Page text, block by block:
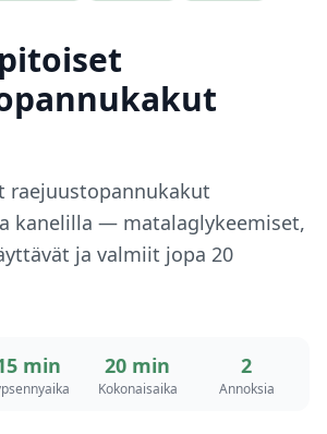
raejuustopannukakut
kanelilla — matalaglykeemiset,
ja valmiit jopa 20
min 20 min
Kokonaisaika
2
Annoksia